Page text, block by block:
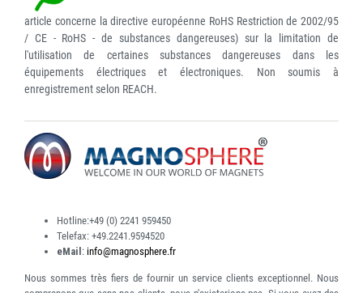
article concerne la directive européenne RoHS Restriction de 2002/95
/ CE - RoHS - de substances dangereuses) sur la limitation de
l'utilisation de certaines substances dangereuses dans les
équipements électriques et électroniques. Non soumis à
enregistrement selon REACH.
Hotline:+49 (0) 2241 959450
Telefax: +49.2241.9594520
eMail : info@magnosphere.fr
Nous sommes très fiers de fournir un service clients exceptionnel. Nous